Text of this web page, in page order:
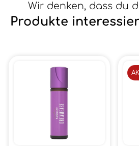
Wir denken, dass du
Produkte